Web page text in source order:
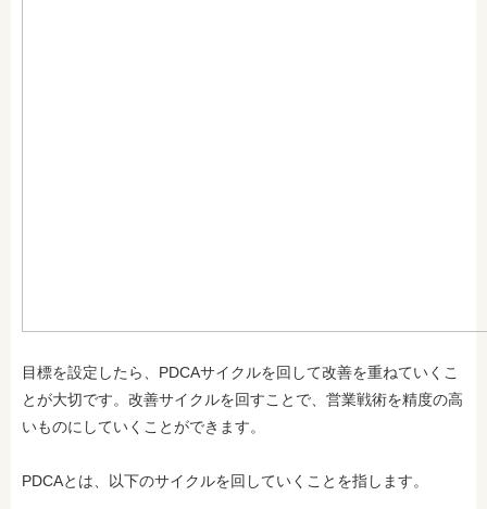
目標を設定したら、PDCAサイクルを回して改善を重ねていくこ
とが大切です。改善サイクルを回すことで、営業戦術を精度の高
いものにしていくことができます。
PDCAとは、以下のサイクルを回していくことを指します。